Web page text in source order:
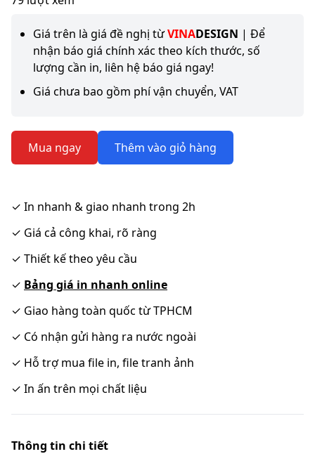
Giá trên là giá đề nghị từVINADESIGN | Để
nhận báo giá chính xác theo kích thước, số
lượng cần in, liên hệ báo giá ngay!
Giá chưa bao gồm phí vận chuyển, VAT
Mua ngay Thêm vào giỏ hàng
✓ In nhanh & giao nhanh trong 2h
✓ Giá cả công khai, rõ ràng
✓ Thiết kế theo yêu cầu
✓ Bảng giá in nhanh online
✓ Giao hàng toàn quốc từ TPHCM
✓ Có nhận gửi hàng ra nước ngoài
✓ Hỗ trợ mua file in, file tranh ảnh
✓ In ấn trên mọi chất liệu
Thông tin chi tiết